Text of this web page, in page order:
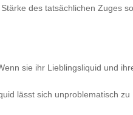
des tatsächlichen Zuges
sie ihr Lieblingsliquid und
lässt sich unproblematisch